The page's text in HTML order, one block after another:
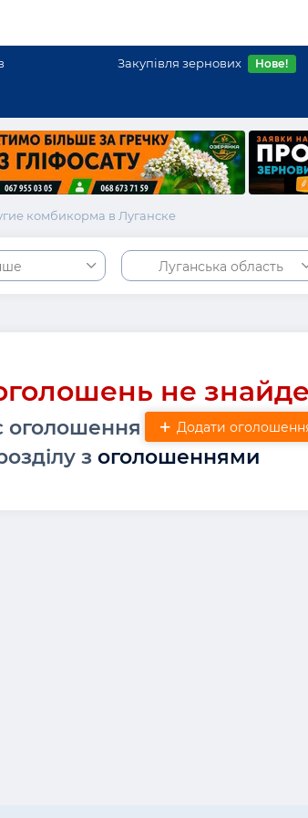
Закупівля зернових Нове!
комбикорма в Луганске
Луганська область
не
оголошення Додати
з оголошеннями